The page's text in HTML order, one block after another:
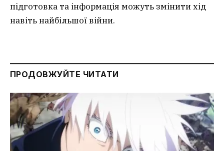
підготовка та інформація можуть змінити хід
навіть найбільшої війни.
ПРОДОВЖУЙТЕ ЧИТАТИ